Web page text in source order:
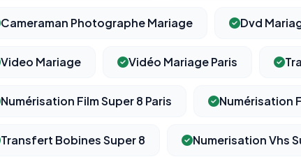
Cameraman Photographe Mariage Dvd
Video Mariage Vidéo Mariage Paris
Numérisation Film Super 8 Paris Numérisation
Transfert Bobines Super 8 Numerisation Vhs
⚙️